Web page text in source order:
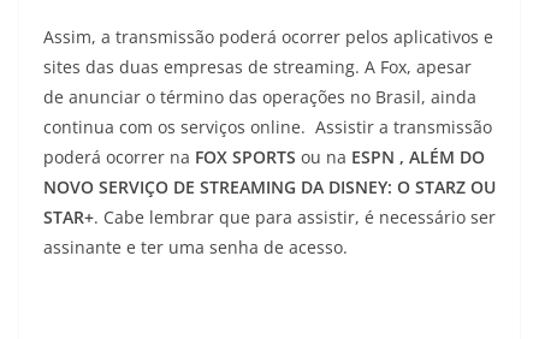
Assim, a transmissão poderá ocorrer pelos aplicativos e
sites das duas empresas de streaming. A Fox, apesar
de anunciar o término das operações no Brasil, ainda
continua com os serviços online. Assistir a transmissão
poderá ocorrer na FOX SPORTS ou na ESPN , ALÉM DO
NOVO SERVIÇO DE STREAMING DA DISNEY: O STARZ OU
STAR+. Cabe lembrar que para assistir, é necessário ser
assinante e ter uma senha de acesso.